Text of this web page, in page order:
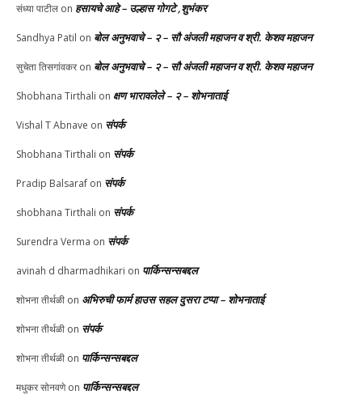
संध्या पाटील on हसायचे आहे – उल्हास गोगटे ,शुभंकर
Sandhya Patil on बोल अनुभवाचे – २ – सौ अंजली महाजन व श्री. केशव महाजन
सुचेता तिसगांवकरon बोल अनुभवाचे – २ – सौ अंजली महाजन व श्री. केशव महाजन
Shobhana Tirthali on क्षण भारावलेले – २ – शोभनाताई
Vishal T Abnave on संपर्क
Shobhana Tirthali on संपर्क
Pradip Balsaraf on संपर्क
shobhana Tirthali on संपर्क
Surendra Verma on संपर्क
avinah d dharmadhikari on पार्किन्सन्सबद्दल
शोभना तीर्थळी on अभिरुची फार्म हाउस सहल दुसरा टप्पा – शोभनाताई
शोभना तीर्थळी on संपर्क
शोभना तीर्थळी on पार्किन्सन्सबद्दल
मधुकर सोनवणेon पार्किन्सन्सबद्दल